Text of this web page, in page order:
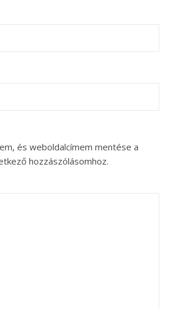
és weboldalcímem mentése a
hozzászólásomhoz.